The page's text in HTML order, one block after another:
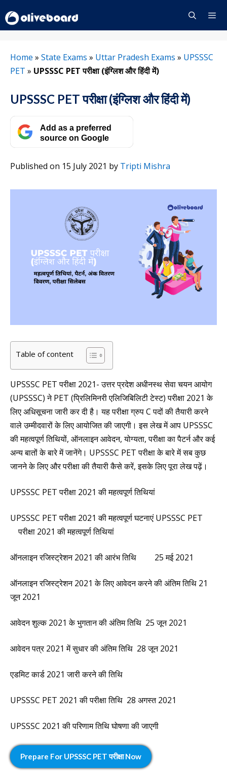
to
content
Home » State Exams » Uttar Pradesh Exams » UPSSSC
PET » UPSSSC PET परीक्षा (इंग्लिश और हिंदी में)
UPSSSC PET परीक्षा (इंग्लिश और हिंदी में)
Add as a preferred
source on Google
Published on 15 July 2021 by Tripti Mishra
Table of content
UPSSSC PET परीक्षा 2021- उत्तर प्रदेश अधीनस्थ सेवा चयन आयोग
(UPSSSC) ने PET (प्रिलिमिनरी एलिजिबिलिटी टेस्ट) परीक्षा 2021 के
लिए अधिसूचना जारी कर दी है। यह परीक्षा ग्रुप C पदों की तैयारी करने
वाले उम्मीदवारों के लिए आयोजित की जाएगी। इस लेख में आप UPSSSC
की महत्वपूर्ण तिथियों, ऑनलाइन आवेदन, योग्यता, परीक्षा का पैटर्न और कई
अन्य बातों के बारे में जानेंगे। UPSSSC PET परीक्षा के बारे में सब कुछ
जानने के लिए और परीक्षा की तैयारी कैसे करें, इसके लिए पूरा लेख पढ़ें।
UPSSSC PET परीक्षा 2021 की महत्वपूर्ण तिथियां
UPSSSC PET परीक्षा 2021 की महत्वपूर्ण घटनाएं UPSSSC PET
परीक्षा 2021 की महत्वपूर्ण तिथियां
ऑनलाइन रजिस्ट्रेशन 2021 की आरंभ तिथि 25 मई 2021
ऑनलाइन रजिस्ट्रेशन 2021 के लिए आवेदन करने की अंतिम तिथि 21
जून 2021
आवेदन शुल्क 2021 के भुगतान की अंतिम तिथि 25 जून 2021
आवेदन पत्र 2021 में सुधार की अंतिम तिथि 28 जून 2021
एडमिट कार्ड 2021 जारी करने की तिथि
UPSSSC PET 2021 की परीक्षा तिथि 28 अगस्त 2021
UPSSSC 2021 की परिणाम तिथि घोषणा की जाएगी
Prepare For UPSSSC PET परीक्षाNow